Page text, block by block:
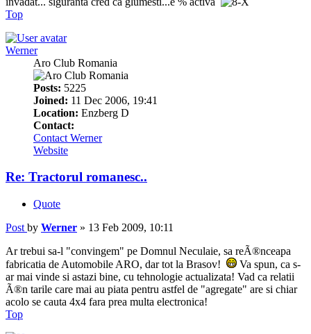
Top
Werner
Aro Club Romania
Posts: 5225
Joined: 11 Dec 2006, 19:41
Location: Enzberg D
Contact:
Contact Werner
Website
Re: Tractorul romanesc..
Quote
Post by Werner » 13 Feb 2009, 10:11
Ar trebui sa-l "convingem" pe Domnul Neculaie, sa reÃ®nceapa
fabricatia de Automobile ARO, dar tot la Brasov!
Va spun, ca s-
ar mai vinde si astazi bine, cu tehnologie actualizata! Vad ca relatii
Ã®n tarile care mai au piata pentru astfel de "agregate" are si chiar
acolo se cauta 4x4 fara prea multa electronica!
Top